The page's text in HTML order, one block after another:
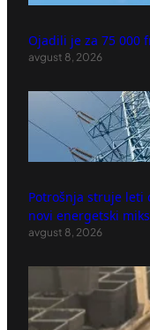
Ojadili je za 75 000
avgust 8, 2026
Potrošnja struje leti
novi energetski miks
avgust 8, 2026